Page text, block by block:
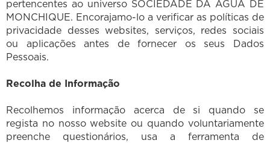
pertencentes ao universo SOCIEDADE DA ÁGUA DE
MONCHIQUE. Encorajamo-lo a verificar as políticas de
privacidade desses websites, serviços, redes sociais
ou aplicações antes de fornecer os seus Dados
Pessoais.
Recolha de Informação
Recolhemos informação acerca de si quando se
regista no nosso website ou quando voluntariamente
preenche questionários, usa a ferramenta de